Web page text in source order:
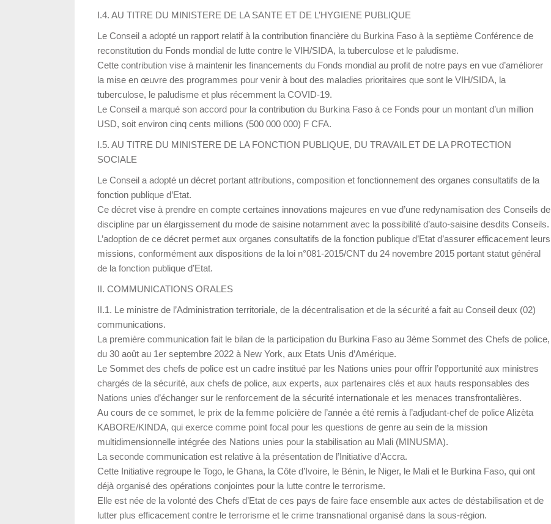
I.4. AU TITRE DU MINISTERE DE LA SANTE ET DE L’HYGIENE PUBLIQUE
Le Conseil a adopté un rapport relatif à la contribution financière du Burkina Faso à la septième Conférence de
reconstitution du Fonds mondial de lutte contre le VIH/SIDA, la tuberculose et le paludisme.
Cette contribution vise à maintenir les financements du Fonds mondial au profit de notre pays en vue d’améliorer
la mise en œuvre des programmes pour venir à bout des maladies prioritaires que sont le VIH/SIDA, la
tuberculose, le paludisme et plus récemment la COVID-19.
Le Conseil a marqué son accord pour la contribution du Burkina Faso à ce Fonds pour un montant d’un million
USD, soit environ cinq cents millions (500 000 000) F CFA.
I.5. AU TITRE DU MINISTERE DE LA FONCTION PUBLIQUE, DU TRAVAIL ET DE LA PROTECTION
SOCIALE
Le Conseil a adopté un décret portant attributions, composition et fonctionnement des organes consultatifs de la
fonction publique d’Etat.
Ce décret vise à prendre en compte certaines innovations majeures en vue d’une redynamisation des Conseils de
discipline par un élargissement du mode de saisine notamment avec la possibilité d’auto-saisine desdits Conseils.
L’adoption de ce décret permet aux organes consultatifs de la fonction publique d’Etat d’assurer efficacement leurs
missions, conformément aux dispositions de la loi n°081-2015/CNT du 24 novembre 2015 portant statut général
de la fonction publique d’Etat.
II. COMMUNICATIONS ORALES
II.1. Le ministre de l’Administration territoriale, de la décentralisation et de la sécurité a fait au Conseil deux (02)
communications.
La première communication fait le bilan de la participation du Burkina Faso au 3ème Sommet des Chefs de police,
du 30 août au 1er septembre 2022 à New York, aux Etats Unis d’Amérique.
Le Sommet des chefs de police est un cadre institué par les Nations unies pour offrir l’opportunité aux ministres
chargés de la sécurité, aux chefs de police, aux experts, aux partenaires clés et aux hauts responsables des
Nations unies d’échanger sur le renforcement de la sécurité internationale et les menaces transfrontalières.
Au cours de ce sommet, le prix de la femme policière de l’année a été remis à l’adjudant-chef de police Alizèta
KABORE/KINDA, qui exerce comme point focal pour les questions de genre au sein de la mission
multidimensionnelle intégrée des Nations unies pour la stabilisation au Mali (MINUSMA).
La seconde communication est relative à la présentation de l’Initiative d’Accra.
Cette Initiative regroupe le Togo, le Ghana, la Côte d’Ivoire, le Bénin, le Niger, le Mali et le Burkina Faso, qui ont
déjà organisé des opérations conjointes pour la lutte contre le terrorisme.
Elle est née de la volonté des Chefs d’Etat de ces pays de faire face ensemble aux actes de déstabilisation et de
lutter plus efficacement contre le terrorisme et le crime transnational organisé dans la sous-région.